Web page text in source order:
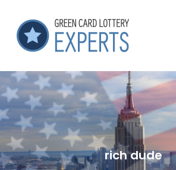
rich dude